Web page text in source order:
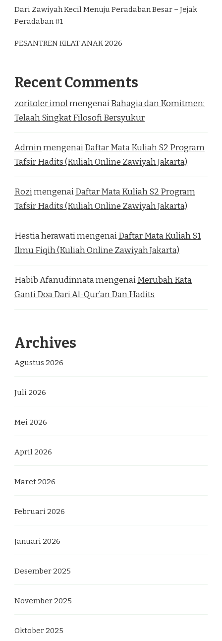
Dari Zawiyah Kecil Menuju Peradaban Besar – Jejak
Peradaban #1
PESANTREN KILAT ANAK 2026
Recent Comments
zoritoler imolmengenaiBahagia dan Komitmen:
Telaah Singkat Filosofi Bersyukur
AdminmengenaiDaftar Mata Kuliah S2 Program
Tafsir Hadits (Kuliah Online Zawiyah Jakarta)
RozimengenaiDaftar Mata Kuliah S2 Program
Tafsir Hadits (Kuliah Online Zawiyah Jakarta)
Hestia herawatimengenaiDaftar Mata Kuliah S1
Ilmu Fiqih (Kuliah Online Zawiyah Jakarta)
Habib AfanudinnatamengenaiMerubah Kata
Ganti Doa Dari Al-Qur’an Dan Hadits
Archives
Agustus 2026
Juli 2026
Mei 2026
April 2026
Maret 2026
Februari 2026
Januari 2026
Desember 2025
November 2025
Oktober 2025